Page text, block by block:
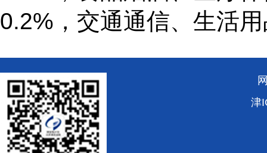
0.2%，交通通信、生活
津